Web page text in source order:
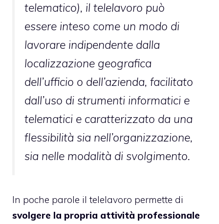
telematico), il telelavoro può
essere inteso come un modo di
lavorare indipendente dalla
localizzazione geografica
dell’ufficio o dell’azienda, facilitato
dall’uso di strumenti informatici e
telematici e caratterizzato da una
flessibilità sia nell’organizzazione,
sia nelle modalità di svolgimento.
In poche parole il telelavoro permette di
svolgere la propria attività professionale